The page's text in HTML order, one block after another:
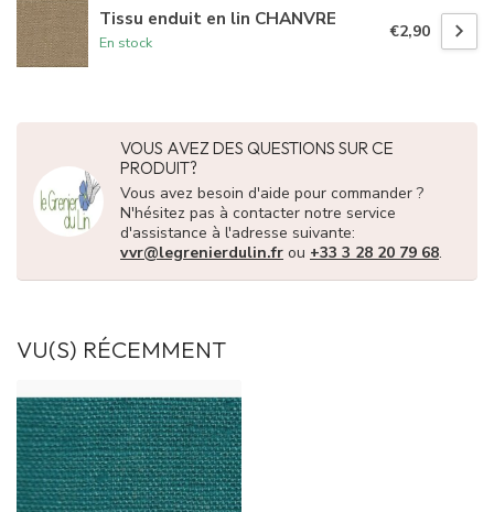
Tissu enduit en lin CHANVRE
En stock
€2,90
VOUS AVEZ DES QUESTIONS SUR CE
PRODUIT?
Vous avez besoin d'aide pour commander ?
N'hésitez pas à contacter notre service
d'assistance à l'adresse suivante:
vvr@legrenierdulin.fr ou +33 3 28 20 79 68.
VU(S) RÉCEMMENT